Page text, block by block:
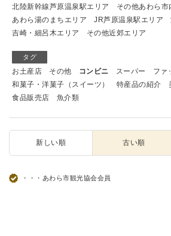
北陸新幹線芦原温泉駅エリア
その他あわら市
あわら湯のまちエリア
JR芦原温泉駅エリア
吉崎・細呂木エリア
その他近郊エリア
タグ
お土産店 その他 コンビニ スーパー
ファ
和菓子・洋菓子（スイーツ）
特産品の紹介
食品販売店
魚介類
新しい順 古い順
・・・あわら市観光協会会員